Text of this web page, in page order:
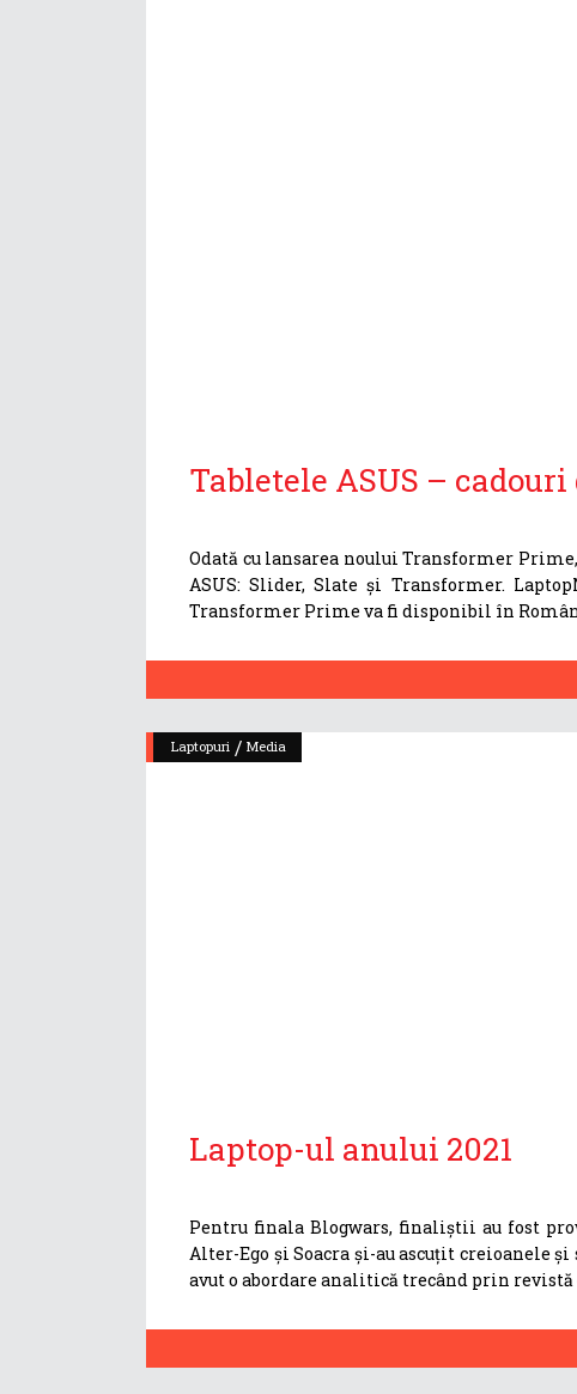
Tabletele ASUS –
Odată cu lansarea noului Transformer
ASUS: Slider, Slate și Transformer.
Transformer Prime va fi disponibil în
Laptopuri / Media
Laptop-ul anului 2021
Pentru finala Blogwars, finaliștii au fost
Alter-Ego și Soacra și-au ascuțit creioanele
avut o abordare analitică trecând prin revistă